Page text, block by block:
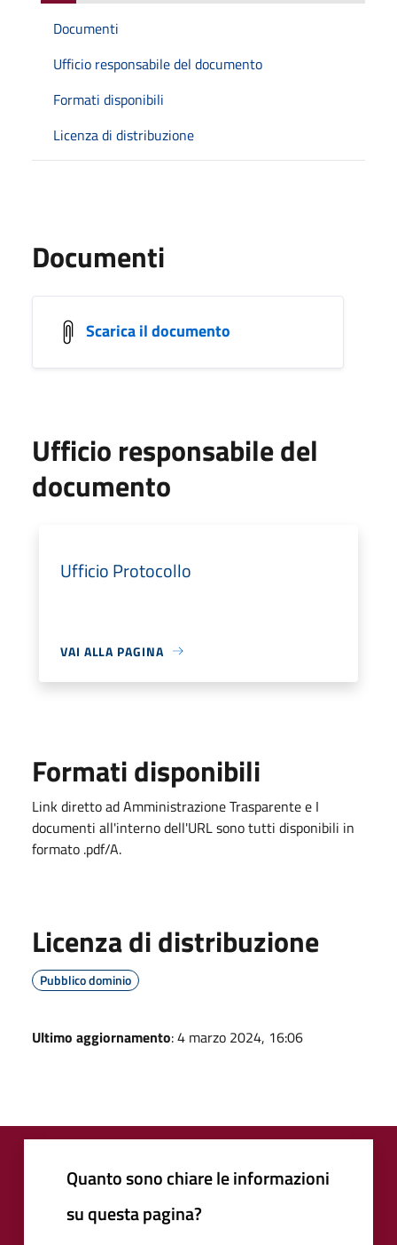
Documenti
Ufficio responsabile del documento
Formati disponibili
Licenza di distribuzione
Documenti
Scarica il documento
Ufficio responsabile del
documento
Ufficio Protocollo
VAI ALLA PAGINA
Formati disponibili
Link diretto ad Amministrazione Trasparente e I
documenti all'interno dell'URL sono tutti disponibili in
formato .pdf/A.
Licenza di distribuzione
Pubblico dominio
Ultimo aggiornamento: 4 marzo 2024, 16:06
Quanto sono chiare le informazioni
su questa pagina?